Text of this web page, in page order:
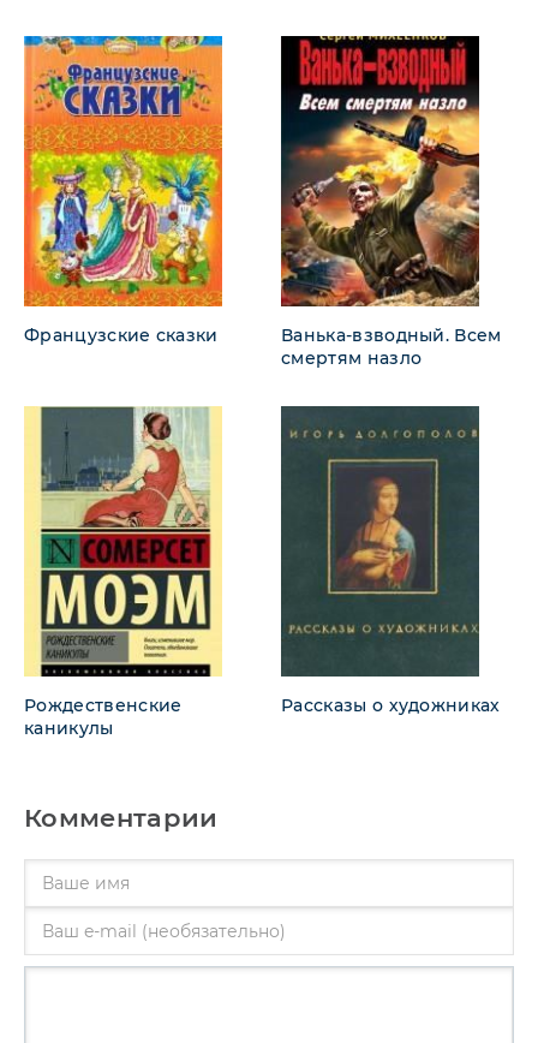
Французские сказки
Ванька-взводный. Всем
смертям назло
Рождественские
каникулы
Рассказы о художниках
Комментарии